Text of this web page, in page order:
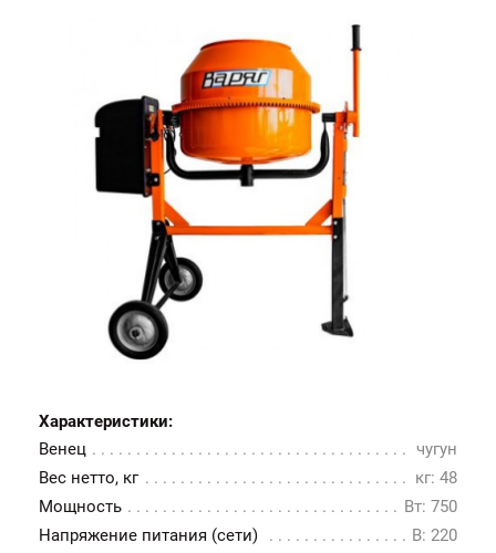
Характеристики:
Венец
чугун
Вес нетто, кг
кг: 48
Мощность
Вт: 750
Напряжение питания (сети)
В: 220